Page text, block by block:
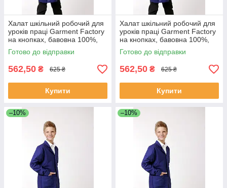
Халат шкільний робочий для
уроків праці Garment Factory
на кнопках, бавовна 100%,
колір синій, 42 розмір | Халат
на працю
Готово до відправки
562,50 ₴ 625 ₴
Купити
Халат шкільний робочий для
уроків праці Garment Factory
на кнопках, бавовна 100%,
колір синій, 44 розмір | Халат
на працю
Готово до відправки
562,50 ₴ 625 ₴
Купити
–10% –10%